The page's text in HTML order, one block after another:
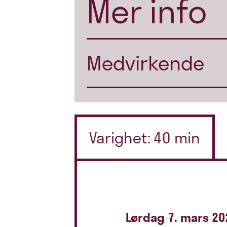
Mer info
Medvirkende
Varighet: 40 min
Lørdag 7. mars